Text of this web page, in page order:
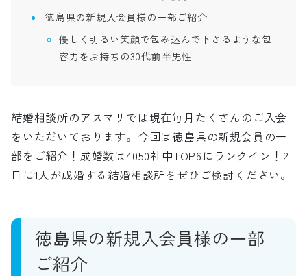
徳島県の新規入会員様の一部ご紹介
優しく明るい笑顔で包み込んで下さるような包
容力をお持ちの30代前半男性
結婚相談所のアスマリでは現在毎月たくさんのご入会
をいただいております。今回は徳島県の新規会員の一
部をご紹介！成婚数は4050社中TOP6にランクイン！2
日に1人が成婚する結婚相談所をぜひご検討ください。
徳島県の新規入会員様の一部
ご紹介